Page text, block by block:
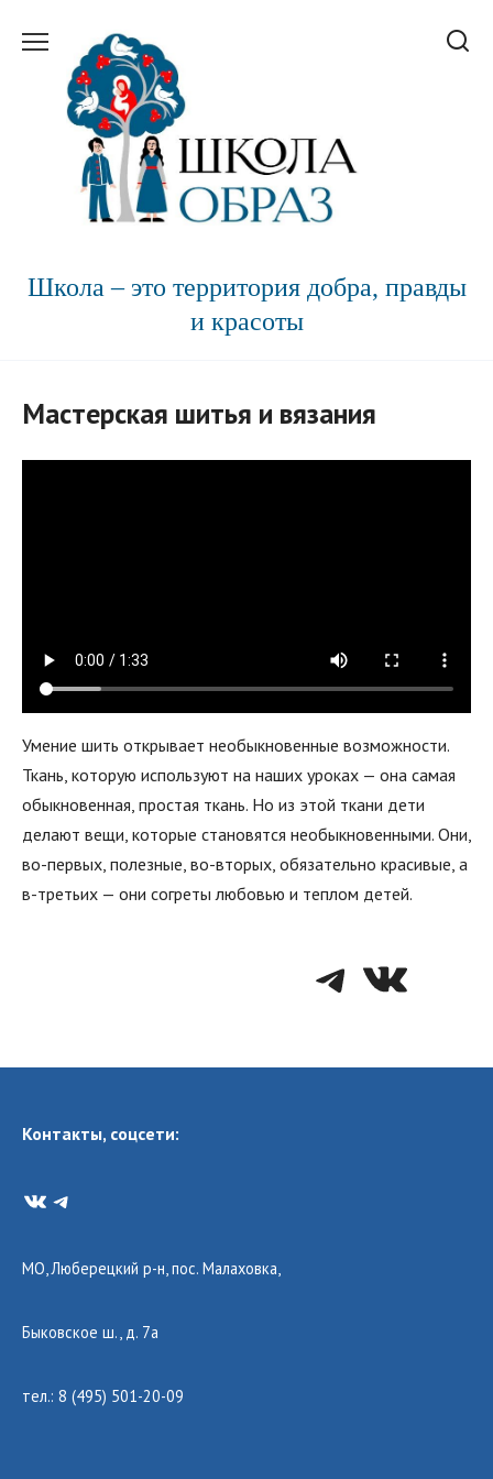
содержанию
Школа – это территория добра, правды
и красоты
Мастерская шитья и вязания
Умение шить открывает необыкновенные возможности.
Ткань, которую используют на наших уроках — она самая
обыкновенная, простая ткань. Но из этой ткани дети
делают вещи, которые становятся необыкновенными. Они,
во-первых, полезные, во-вторых, обязательно красивые, а
в-третьих — они согреты любовью и теплом детей.
VK
Контакты, соцсети:
VKTelegram
МО, Люберецкий р-н, пос. Малаховка,
Быковское ш., д. 7а
тел.: 8 (495) 501-20-09